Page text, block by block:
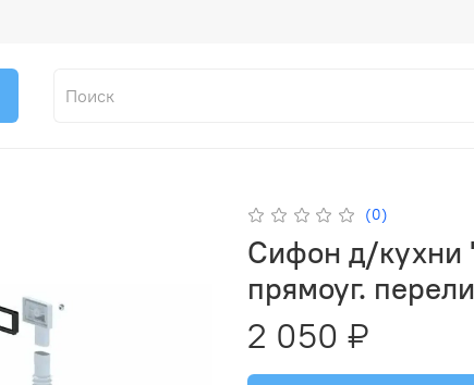
(0)
Сифон д/кухни
прямоуг.
2 050 ₽